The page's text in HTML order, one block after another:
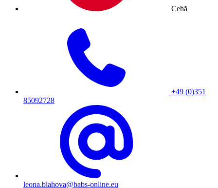
Cehă
+49 (0)351
85092728
leona.blahova@babs-online.eu